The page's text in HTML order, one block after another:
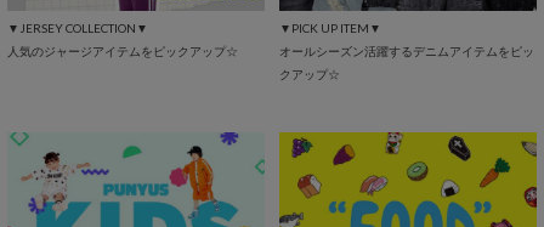
▼JERSEY COLLECTION▼
人気のジャージアイテムをピックアップ☆
▼PICK UP ITEM▼
オールシーズン活躍するデニムアイテムをピッ
クアップ☆